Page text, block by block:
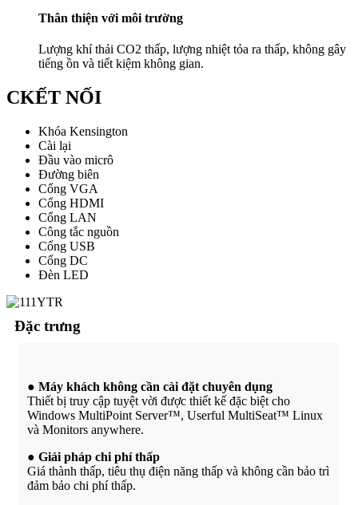
Thân thiện với môi trường
Lượng khí thải CO2 thấp, lượng nhiệt tỏa ra thấp, không gây
tiếng ồn và tiết kiệm không gian.
CKẾT NỐI
Khóa Kensington
Cài lại
Đầu vào micrô
Đường biên
Cổng VGA
Cổng HDMI
Cổng LAN
Công tắc nguồn
Cổng USB
Cổng DC
Đèn LED
Đặc trưng
● Máy khách không cần cài đặt chuyên dụng
Thiết bị truy cập tuyệt vời được thiết kế đặc biệt cho
Windows MultiPoint Server™, Userful MultiSeat™ Linux
và Monitors anywhere.
● Giải pháp chi phí thấp
Giá thành thấp, tiêu thụ điện năng thấp và không cần bảo trì
đảm bảo chi phí thấp.